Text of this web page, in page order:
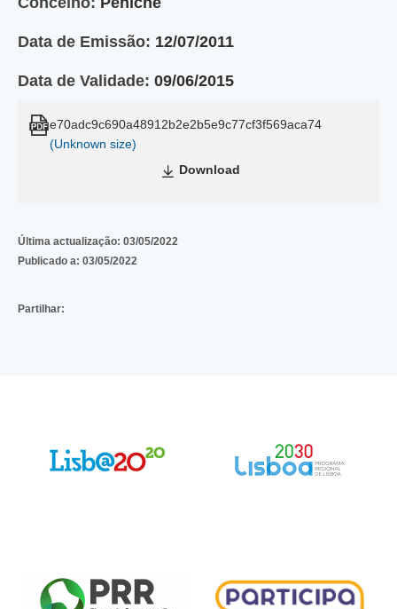
Data de Emissão: 12/07/2011
Data de Validade: 09/06/2015
e70adc9c690a48912b2e2b5e9c77cf3f569aca74
(Unknown size)
Download
Última actualização: 03/05/2022
Publicado a: 03/05/2022
Partilhar: